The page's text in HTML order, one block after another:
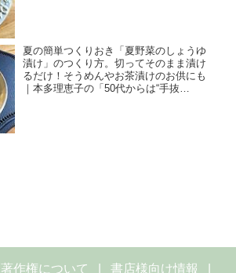
夏の簡単つくりおき「夏野菜のしょうゆ
漬け」のつくり方。切ってそのまま漬け
るだけ！そうめんやお茶漬けのお供にも
｜本多理恵子の「50代からは“手抜
著作権について 書店様向け情報